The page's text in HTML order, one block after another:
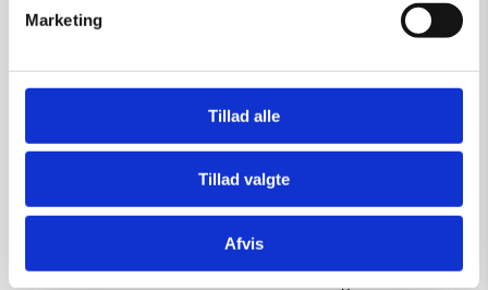
Marketing
Tillad alle
Tillad valgte
Afvis
Bath Tub Party – Ole Ahlberg